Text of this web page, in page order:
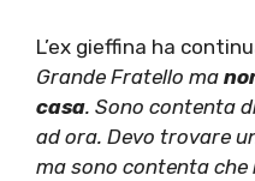
L’ex gieffina ha
Grande Fratello ma
casa. Sono contenta
ad ora. Devo trovare
ma sono contenta